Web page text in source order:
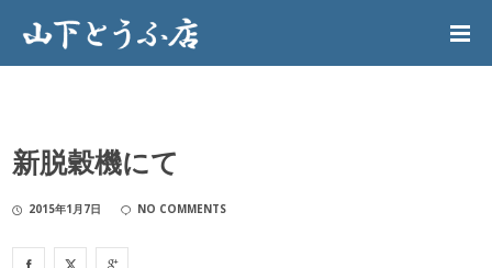
新脱穀機にて
2015年1月7日 NO COMMENTS